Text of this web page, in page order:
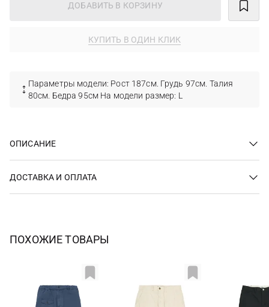
ДОБАВИТЬ В КОРЗИНУ
КУПИТЬ В ОДИН КЛИК
Параметры модели: Рост 187см. Грудь 97см. Талия
80см. Бедра 95см На модели размер: L
ОПИСАНИЕ
ДОСТАВКА И ОПЛАТА
ПОХОЖИЕ ТОВАРЫ